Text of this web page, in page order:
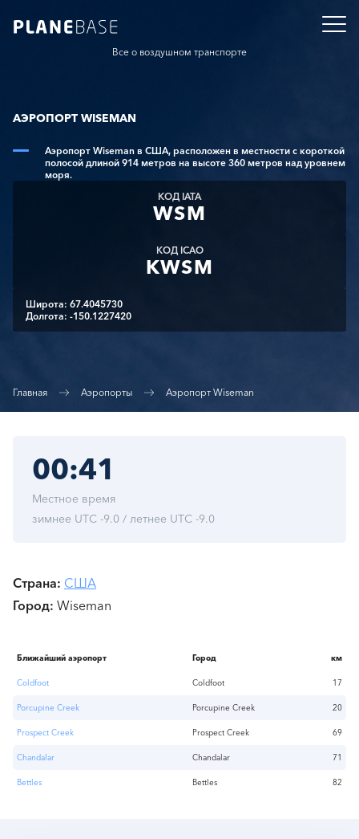
Все о воздушном транспорте
АЭРОПОРТ WISEMAN
Аэропорт Wiseman в США, расположен в местности с короткой
полосой длиной 914 метров на высоте 360 метров над уровнем
моря.
КОД IATA
WSM
КОД ICAO
KWSM
Широта: 67.4045730
Долгота: -150.1227420
Главная Аэропорты Аэропорт Wiseman
00:41
Местное время
зимнее UTC -9.0 / летнее UTC -9.0
Страна США
Город Wiseman
Ближайший аэропорт Город км
Coldfoot Coldfoot 17
Porcupine Creek Porcupine Creek 20
Prospect Creek Prospect Creek 69
Chandalar Chandalar 71
Bettles Bettles 82